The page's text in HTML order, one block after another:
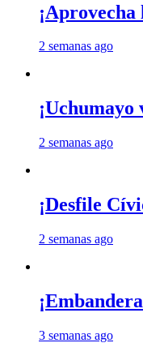
2 semanas ago
2 semanas ago
¡Desfile
2 semanas ago
3 semanas ago